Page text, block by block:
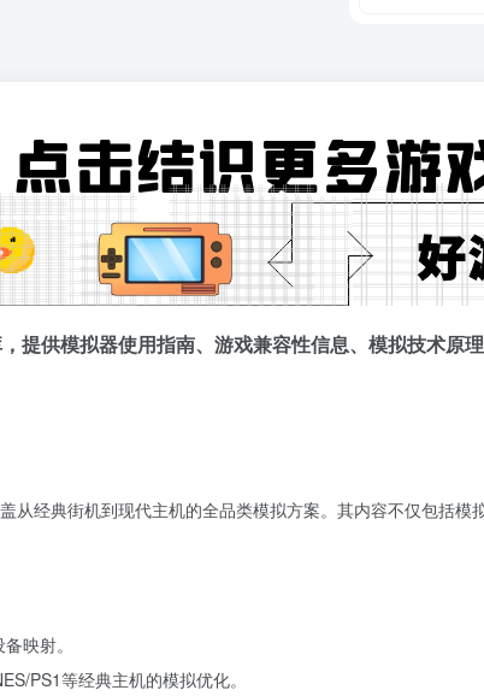
供模拟器使用指南、游戏兼容性信息、模拟技术原
经典街机到现代主机的全品类模拟方案。其内容不仅包括
映射。
PS1等经典主机的模拟优化。